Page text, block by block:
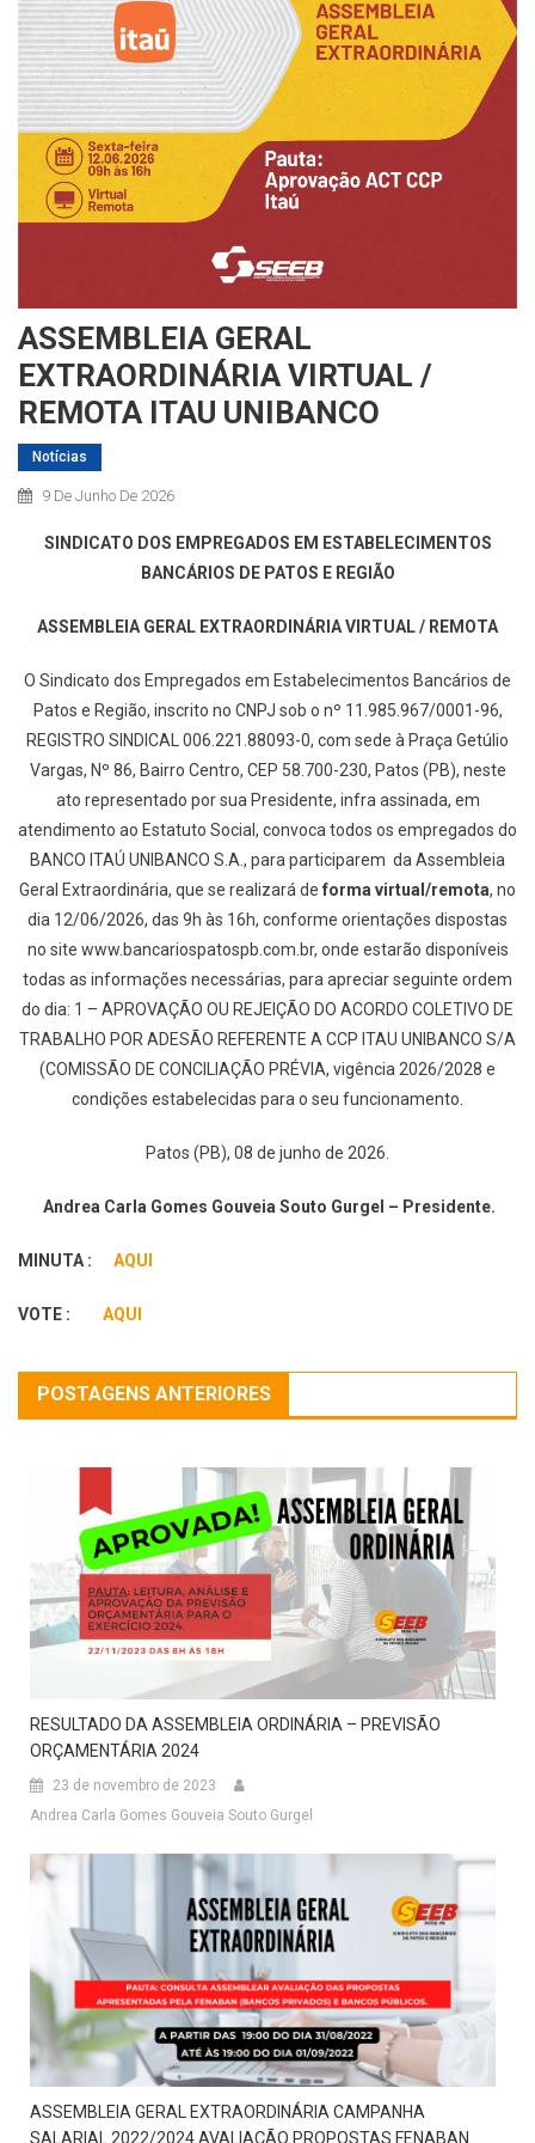
ASSEMBLEIA GERAL
EXTRAORDINÁRIA VIRTUAL /
REMOTA ITAU UNIBANCO
Notícias
9 De Junho De 2026
SINDICATO DOS EMPREGADOS EM ESTABELECIMENTOS
BANCÁRIOS DE PATOS E REGIÃO
ASSEMBLEIA GERAL EXTRAORDINÁRIA VIRTUAL / REMOTA
O Sindicato dos Empregados em Estabelecimentos Bancários de
Patos e Região, inscrito no CNPJ sob o nº 11.985.967/0001-96,
REGISTRO SINDICAL 006.221.88093-0, com sede à Praça Getúlio
Vargas, Nº 86, Bairro Centro, CEP 58.700-230, Patos (PB), neste
ato representado por sua Presidente, infra assinada, em
atendimento ao Estatuto Social, convoca todos os empregados do
BANCO ITAÚ UNIBANCO S.A., para participarem da Assembleia
Geral Extraordinária, que se realizará de forma virtual/remota, no
dia 12/06/2026, das 9h às 16h, conforme orientações dispostas
no site www.bancariospatospb.com.br, onde estarão disponíveis
todas as informações necessárias, para apreciar seguinte ordem
do dia: 1 – APROVAÇÃO OU REJEIÇÃO DO ACORDO COLETIVO DE
TRABALHO POR ADESÃO REFERENTE A CCP ITAU UNIBANCO S/A
(COMISSÃO DE CONCILIAÇÃO PRÉVIA, vigência 2026/2028 e
condições estabelecidas para o seu funcionamento.
Patos (PB), 08 de junho de 2026.
Andrea Carla Gomes Gouveia Souto Gurgel – Presidente.
MINUTA : AQUI
VOTE : AQUI
POSTAGENS ANTERIORES
RESULTADO DA ASSEMBLEIA ORDINÁRIA – PREVISÃO
ORÇAMENTÁRIA 2024
23 de novembro de 2023
Andrea Carla Gomes Gouveia Souto Gurgel
ASSEMBLEIA GERAL EXTRAORDINÁRIA CAMPANHA
SALARIAL 2022/2024 AVALIAÇÃO PROPOSTAS FENABAN